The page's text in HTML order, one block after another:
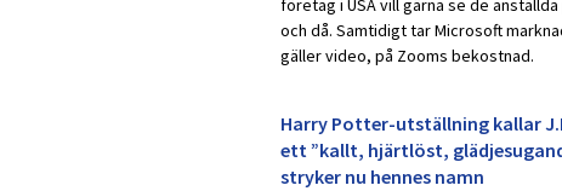
företag i USA vill gärna se de
och då. Samtidigt tar Microsoft
gäller video, på Zooms bekostnad.
Harry Potter-utställning kallar
ett ”kallt, hjärtlöst,
stryker nu hennes namn